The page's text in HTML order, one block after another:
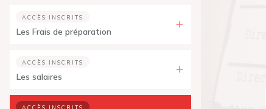
ACCÈS INSCRITS
Les Frais de préparation
ACCÈS INSCRITS
Les salaires
ACCÈS INSCRITS